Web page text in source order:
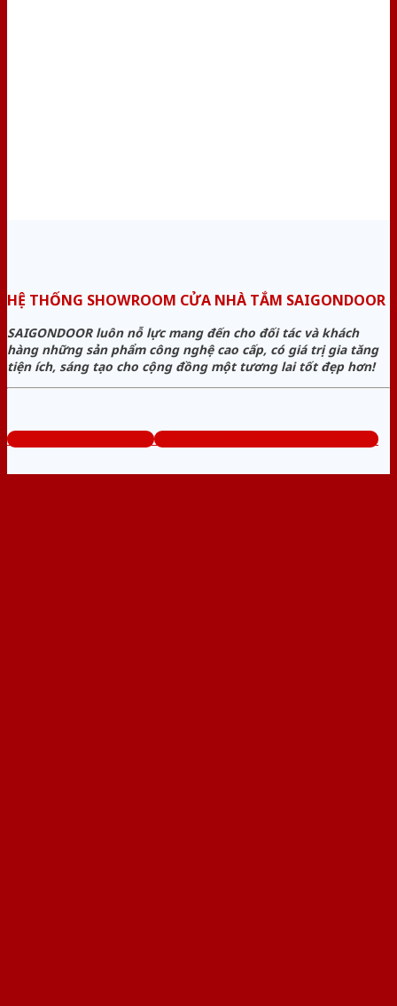
HỆ THỐNG SHOWROOM CỬA NHÀ TẮM SAIGONDOOR
SAIGONDOOR luôn nỗ lực mang đến cho đối tác và khách
hàng những sản phẩm công nghệ cao cấp, có giá trị gia tăng
tiện ích, sáng tạo cho cộng đồng một tương lai tốt đẹp hơn!
www.cuanhuavango.com Tổng đài tư vấn miễn phí: 0824.400.400